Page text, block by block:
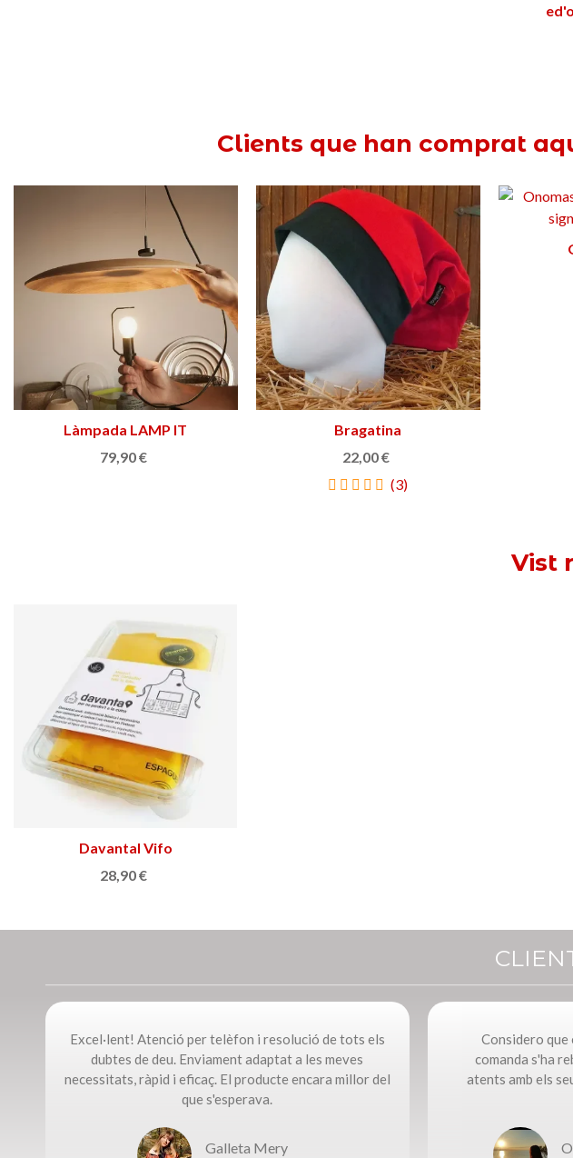
Clients que han comprat
Afegir a la cistella
Làmpada LAMP IT
79,90 €
Triar opció
Bragatina
22,00 €
(3)
Vist
Afegir a la cistella
Davantal Vifo
28,90 €
Excel·lent! Atenció per telèfon i resolució de tots els
dubtes de deu. Enviament adaptat a les meves
necessitats, ràpid i eficaç. El producte encara millor del
que s'esperava.
Galleta Mery
Considero que
comanda s'ha
atents amb els